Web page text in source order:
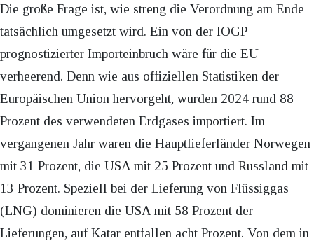
Die große Frage ist, wie streng die Verordnung am Ende
tatsächlich umgesetzt wird. Ein von der IOGP
prognostizierter Importeinbruch wäre für die EU
verheerend. Denn wie aus offiziellen Statistiken der
Europäischen Union hervorgeht, wurden 2024 rund 88
Prozent des verwendeten Erdgases importiert. Im
vergangenen Jahr waren die Hauptlieferländer Norwegen
mit 31 Prozent, die USA mit 25 Prozent und Russland mit
13 Prozent. Speziell bei der Lieferung von Flüssiggas
(LNG) dominieren die USA mit 58 Prozent der
Lieferungen, auf Katar entfallen acht Prozent. Von dem in